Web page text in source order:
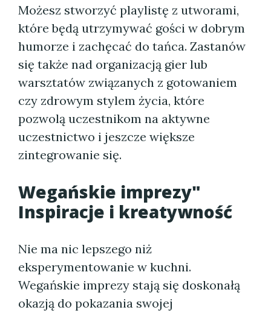
Możesz stworzyć playlistę z utworami,
które będą utrzymywać gości w dobrym
humorze i zachęcać do tańca. Zastanów
się także nad organizacją gier lub
warsztatów związanych z gotowaniem
czy zdrowym stylem życia, które
pozwolą uczestnikom na aktywne
uczestnictwo i jeszcze większe
zintegrowanie się.
Wegańskie imprezy"
Inspiracje i kreatywność
Nie ma nic lepszego niż
eksperymentowanie w kuchni.
Wegańskie imprezy stają się doskonałą
okazją do pokazania swojej